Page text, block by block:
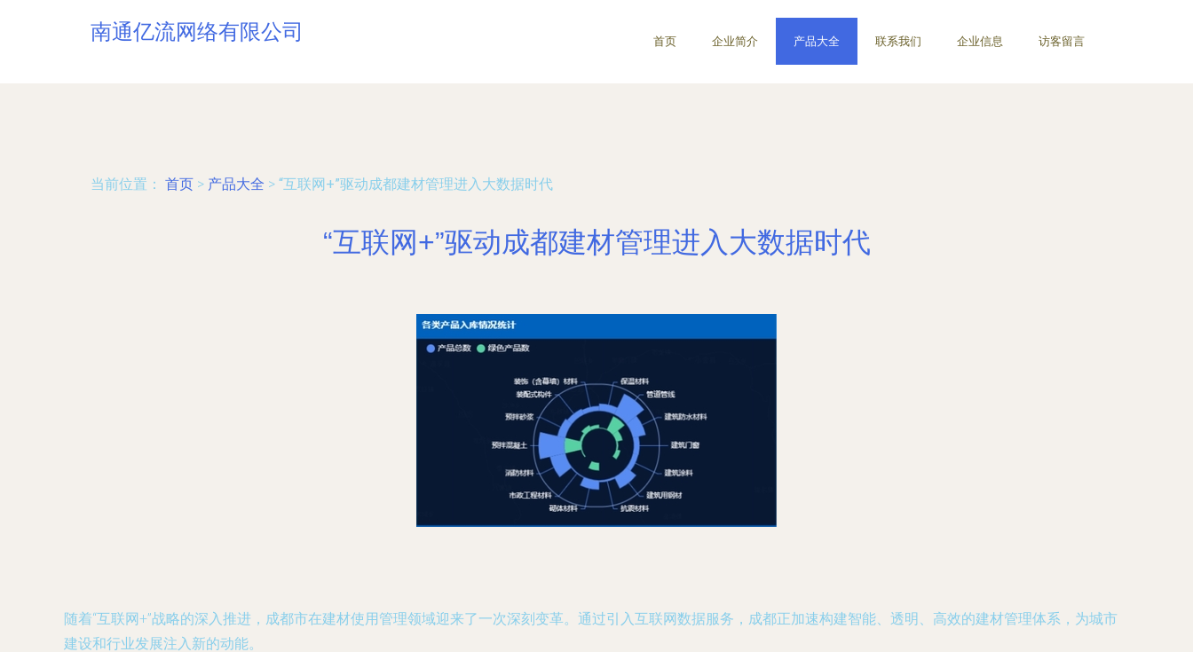
南通亿流网络有限公司 首页 企业简介 产品大全 联系我们 企业信息 访客留言
当前位置： 首页 > 产品大全 > “互联网+”驱动成都建材管理进入大数据时代
“互联网+”驱动成都建材管理进入大数据时代
随着“互联网+”战略的深入推进，成都市在建材使用管理领域迎来了一次深刻变革。通过引入互联网数据服务，成都正加速构建智能、透明、高效的建材管理体系，为城市
建设和行业发展注入新的动能。